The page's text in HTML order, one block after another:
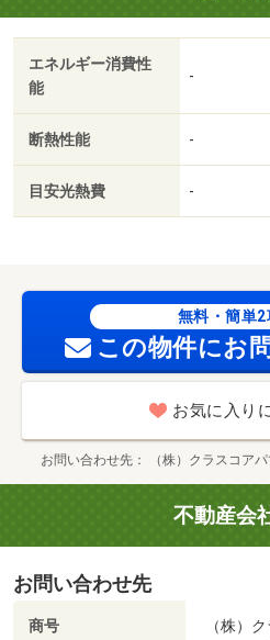
敷金不要／照明付／保証人不要
プロパンガス／ＢＳ／礼金１ヶ
ｒｕｇ 直江店（その他）まで
エネルギー消費性
能
-
断熱性能 -
目安光熱費 -
無料・簡単2
この物件にお
お気に入り
お問い合わせ先 （株）クラスコア
不動産会
お問い合わせ先
商号
（株）